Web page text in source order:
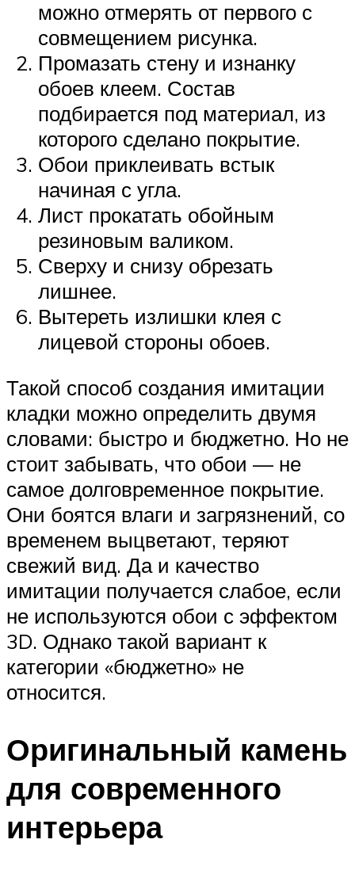
можно отмерять от первого с
совмещением рисунка.
Промазать стену и изнанку
обоев клеем. Состав
подбирается под материал, из
которого сделано покрытие.
Обои приклеивать встык
начиная с угла.
Лист прокатать обойным
резиновым валиком.
Сверху и снизу обрезать
лишнее.
Вытереть излишки клея с
лицевой стороны обоев.
Такой способ создания имитации
кладки можно определить двумя
словами: быстро и бюджетно. Но не
стоит забывать, что обои — не
самое долговременное покрытие.
Они боятся влаги и загрязнений, со
временем выцветают, теряют
свежий вид. Да и качество
имитации получается слабое, если
не используются обои с эффектом
3D. Однако такой вариант к
категории «бюджетно» не
относится.
Оригинальный камень
для современного
интерьера